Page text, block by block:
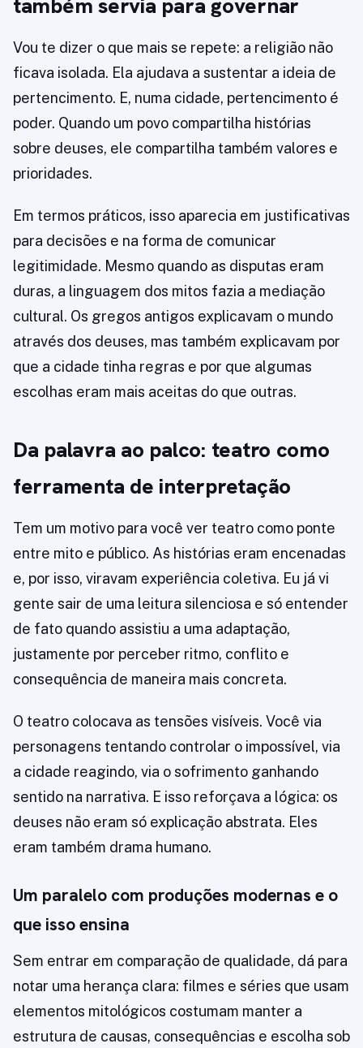
também servia para governar
Vou te dizer o que mais se repete: a religião não
ficava isolada. Ela ajudava a sustentar a ideia de
pertencimento. E, numa cidade, pertencimento é
poder. Quando um povo compartilha histórias
sobre deuses, ele compartilha também valores e
prioridades.
Em termos práticos, isso aparecia em justificativas
para decisões e na forma de comunicar
legitimidade. Mesmo quando as disputas eram
duras, a linguagem dos mitos fazia a mediação
cultural. Os gregos antigos explicavam o mundo
através dos deuses, mas também explicavam por
que a cidade tinha regras e por que algumas
escolhas eram mais aceitas do que outras.
Da palavra ao palco: teatro como
ferramenta de interpretação
Tem um motivo para você ver teatro como ponte
entre mito e público. As histórias eram encenadas
e, por isso, viravam experiência coletiva. Eu já vi
gente sair de uma leitura silenciosa e só entender
de fato quando assistiu a uma adaptação,
justamente por perceber ritmo, conflito e
consequência de maneira mais concreta.
O teatro colocava as tensões visíveis. Você via
personagens tentando controlar o impossível, via
a cidade reagindo, via o sofrimento ganhando
sentido na narrativa. E isso reforçava a lógica: os
deuses não eram só explicação abstrata. Eles
eram também drama humano.
Um paralelo com produções modernas e o
que isso ensina
Sem entrar em comparação de qualidade, dá para
notar uma herança clara: filmes e séries que usam
elementos mitológicos costumam manter a
estrutura de causas, consequências e escolha sob